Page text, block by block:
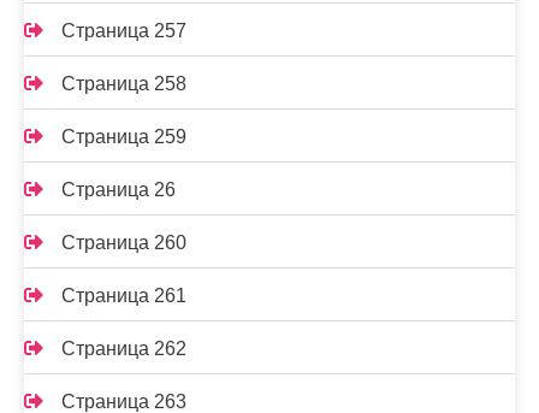
Страница 257
Страница 258
Страница 259
Страница 26
Страница 260
Страница 261
Страница 262
Страница 263